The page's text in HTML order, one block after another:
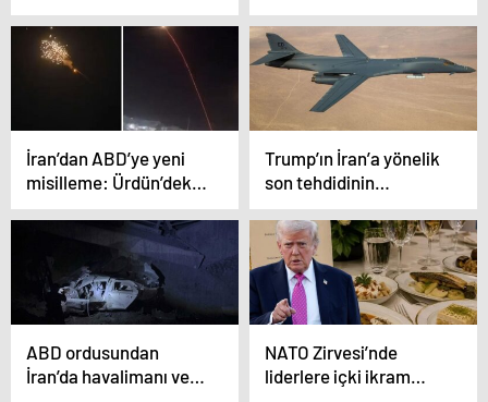
ticaret gemisine saldırı
düzenledi
kişi için tahliye emri
verildi
İran’dan ABD’ye yeni
misilleme: Ürdün’deki
üs hedef alındı, Erbil’de
İHA alarmı
Trump’ın İran’a yönelik
son tehdidinin
ardından Avrupa’da
dikkat çeken askeri
hareketlilik
ABD ordusundan
İran’da havalimanı ve
NATO Zirvesi’nde
liderlere içki ikram